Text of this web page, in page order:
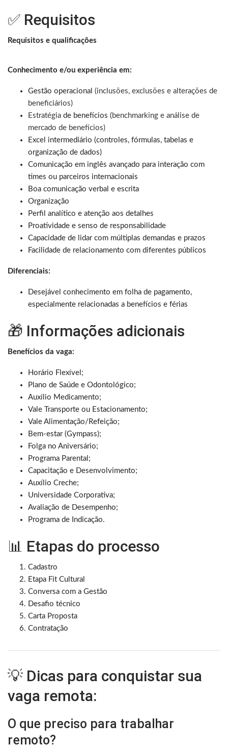
✅ Requisitos
Requisitos e qualificações
Conhecimento e/ou experiência em:
Gestão operacional (inclusões, exclusões e alterações de
beneficiários)
Estratégia de benefícios ( benchmarking e análise de
mercado de benefícios)
Excel intermediário (controles, fórmulas, tabelas e
organização de dados)
Comunicação em inglês avançado para interação com
times ou parceiros internacionais
Boa comunicação verbal e escrita
Organização
Perfil analítico e atenção aos detalhes
Proatividade e senso de responsabilidade
Capacidade de lidar com múltiplas demandas e prazos
Facilidade de relacionamento com diferentes públicos
Diferenciais:
Desejável conhecimento em folha de pagamento,
especialmente relacionadas a benefícios e férias
🎁 Informações adicionais
Benefícios da vaga:
Horário Flexível;
Plano de Saúde e Odontológico;
Auxílio Medicamento;
Vale Transporte ou Estacionamento;
Vale Alimentação/Refeição;
Bem-estar (Gympass);
Folga no Aniversário;
Programa Parental;
Capacitação e Desenvolvimento;
Auxílio Creche;
Universidade Corporativa;
Avaliação de Desempenho;
Programa de Indicação.
📊 Etapas do processo
Cadastro
Etapa Fit Cultural
Conversa com a Gestão
Desafio técnico
Carta Proposta
Contratação
💡 Dicas para conquistar sua
vaga remota:
O que preciso para trabalhar
remoto?